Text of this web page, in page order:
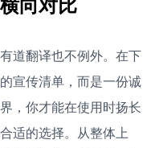
道翻译也不例外。在下
宣传清单，而是一份诚
，你才能在使用时扬长
适的选择。从整体上